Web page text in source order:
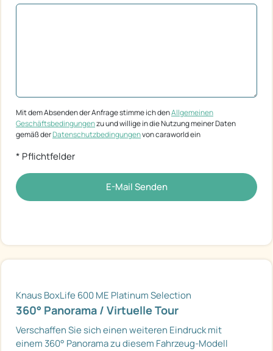
Mit dem Absenden der Anfrage stimme ich denAllgemeinen
Geschäftsbedingungenzu und willige in die Nutzung meiner Daten
gemäß derDatenschutzbedingungenvon caraworld ein
* Pflichtfelder
E-Mail Senden
Knaus BoxLife 600 ME Platinum Selection
360° Panorama / Virtuelle Tour
Verschaffen Sie sich einen weiteren Eindruck mit
einem 360° Panorama zu diesem Fahrzeug-Modell